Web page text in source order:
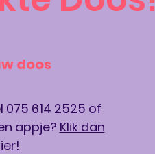
doos
075 614 2525 of
appje? Klik dan